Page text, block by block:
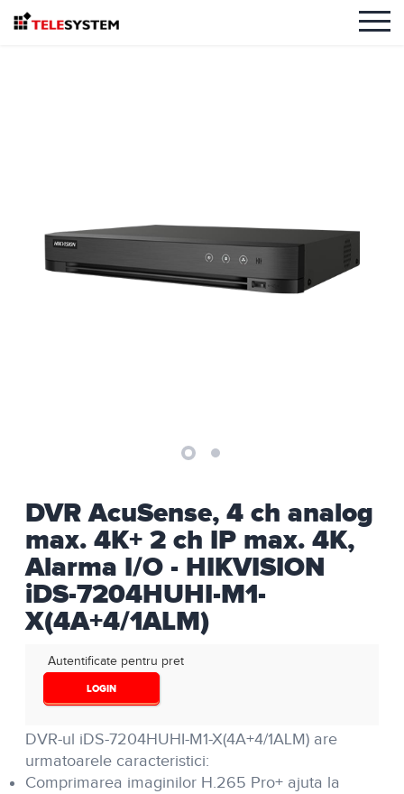
DVR AcuSense, 4 ch analog
max. 4K+ 2 ch IP max. 4K,
Alarma I/O - HIKVISION
iDS-7204HUHI-M1-
X(4A+4/1ALM)
Autentificate pentru pret
LOGIN
DVR-ul iDS-7204HUHI-M1-X(4A+4/1ALM) are
urmatoarele caracteristici:
Comprimarea imaginilor H.265 Pro+ ajuta la